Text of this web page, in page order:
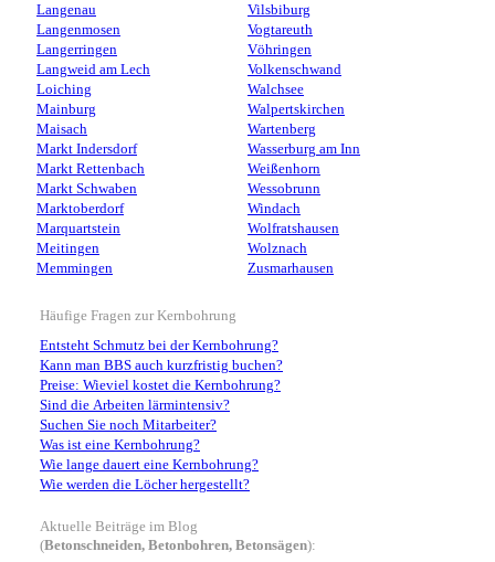
Langenau
Langenmosen
Langerringen
Langweid am Lech
Loiching
Mainburg
Maisach
Markt Indersdorf
Markt Rettenbach
Markt Schwaben
Marktoberdorf
Marquartstein
Meitingen
Memmingen
Vilsbiburg
Vogtareuth
Vöhringen
Volkenschwand
Walchsee
Walpertskirchen
Wartenberg
Wasserburg am Inn
Weißenhorn
Wessobrunn
Windach
Wolfratshausen
Wolznach
Zusmarhausen
Häufige Fragen zur Kernbohrung
Entsteht Schmutz bei der Kernbohrung?
Kann man BBS auch kurzfristig buchen?
Preise: Wieviel kostet die Kernbohrung?
Sind die Arbeiten lärmintensiv?
Suchen Sie noch Mitarbeiter?
Was ist eine Kernbohrung?
Wie lange dauert eine Kernbohrung?
Wie werden die Löcher hergestellt?
Aktuelle Beiträge im Blog
(Betonschneiden, Betonbohren, Betonsägen):